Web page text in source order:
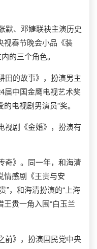
默、邓婕联袂主演历史
视春节晚会小品《装
的三个角色。
田的故事》，扮演男主
届中国金鹰电视艺术奖
电视剧男演员”奖。
视剧《金婚》，扮演有
奇》。同一年，和海清
情感剧《王贵与安
”，和海清扮演的“上海
王贵一角入围“白玉兰
前》，扮演国民党中央